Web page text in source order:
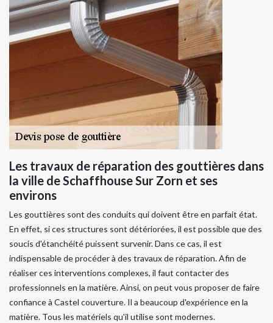
Les travaux de réparation des gouttières dans
la ville de Schaffhouse Sur Zorn et ses
environs
Les gouttières sont des conduits qui doivent être en parfait état.
En effet, si ces structures sont détériorées, il est possible que des
soucis d'étanchéité puissent survenir. Dans ce cas, il est
indispensable de procéder à des travaux de réparation. Afin de
réaliser ces interventions complexes, il faut contacter des
professionnels en la matière. Ainsi, on peut vous proposer de faire
confiance à Castel couverture. Il a beaucoup d'expérience en la
matière. Tous les matériels qu'il utilise sont modernes.